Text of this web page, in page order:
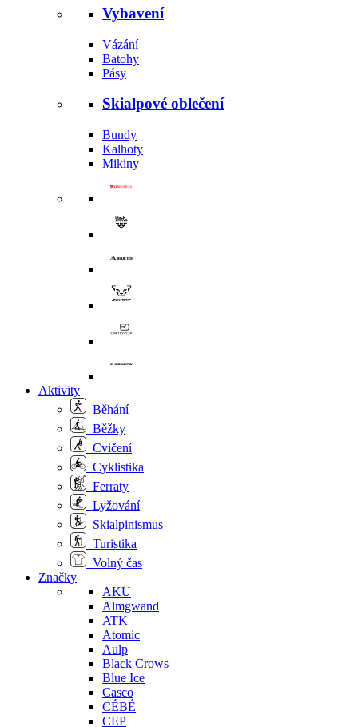
Vybavení
Vázání
Batohy
Pásy
Skialpové oblečení
Bundy
Kalhoty
Mikiny
Aktivity
Běhání
Běžky
Cvičení
Cyklistika
Ferraty
Lyžování
Skialpinismus
Turistika
Volný čas
Značky
AKU
Almgwand
ATK
Atomic
Aulp
Black Crows
Blue Ice
Casco
CÉBÉ
CEP